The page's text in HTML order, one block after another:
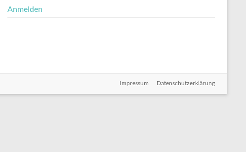
Anmelden
Impressum Datenschutzerklärung